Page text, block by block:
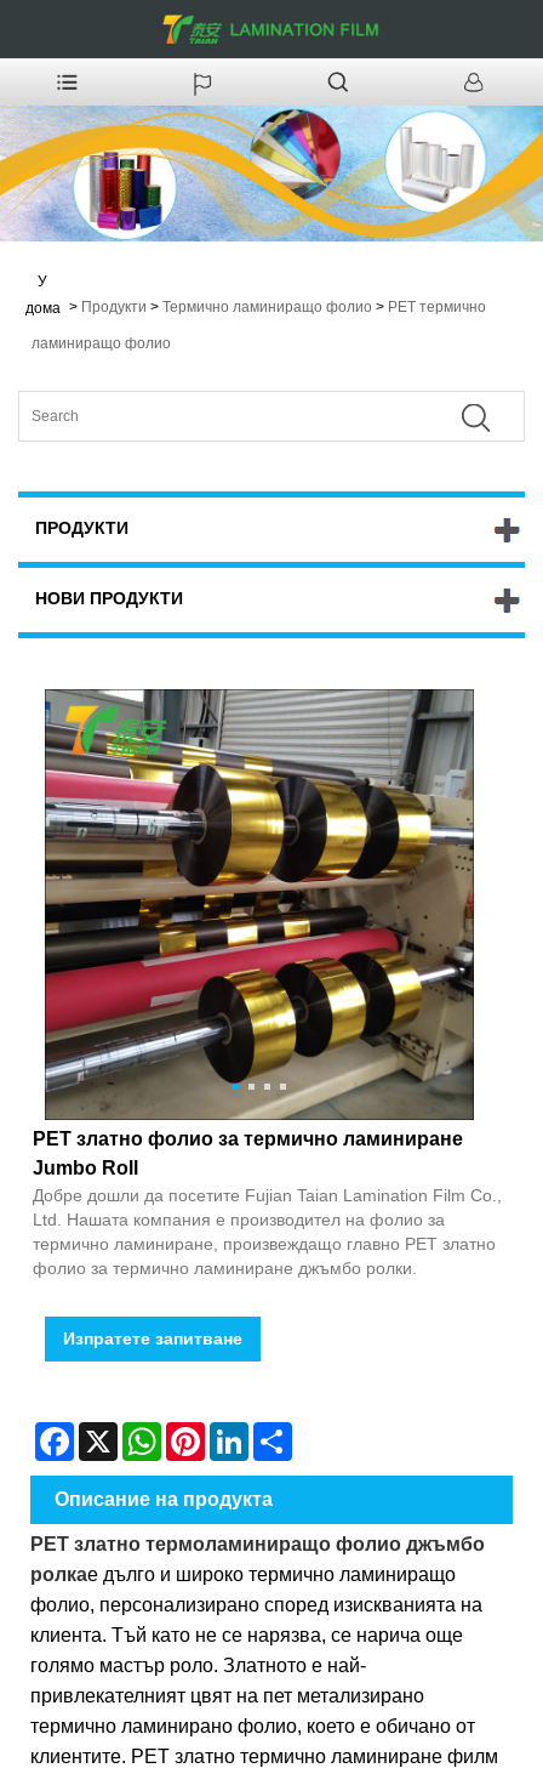
У
дома > Продукти > Термично ламиниращо фолио > PET термично
ламиниращо фолио
ПРОДУКТИ
НОВИ ПРОДУКТИ
PET златно фолио за термично ламиниране
Jumbo Roll
Добре дошли да посетите Fujian Taian Lamination Film Co.,
Ltd. Нашата компания е производител на фолио за
термично ламиниране, произвеждащо главно PET златно
фолио за термично ламиниране джъмбо ролки.
Изпратете запитване
Facebook
X WhatsAppPinterestLinkedIn
Описание на продукта
PET златно термоламиниращо фолио джъмбо
ролкае дълго и широко термично ламиниращо
фолио, персонализирано според изискванията на
клиента. Тъй като не се нарязва, се нарича още
голямо мастър роло. Златното е най-
привлекателният цвят на пет метализирано
термично ламинирано фолио, което е обичано от
клиентите. PET златно термично ламиниране филм